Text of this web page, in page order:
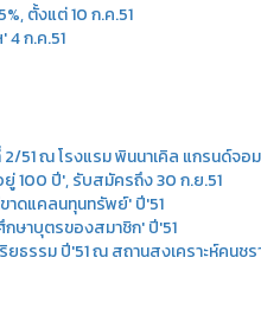
ตั้งแต่ 10 ก.ค.51
ก.ค.51
51 ณ โรงแรม พินนาเคิล แกรนด์จอ
100 ปี', รับสมัครถึง 30 ก.ย.51
าดแคลนทุนทรัพย์' ปี'51
ษาบุตรของสมาชิก' ปี'51
ธรรม ปี'51 ณ สถานสงเคราะห์คนช